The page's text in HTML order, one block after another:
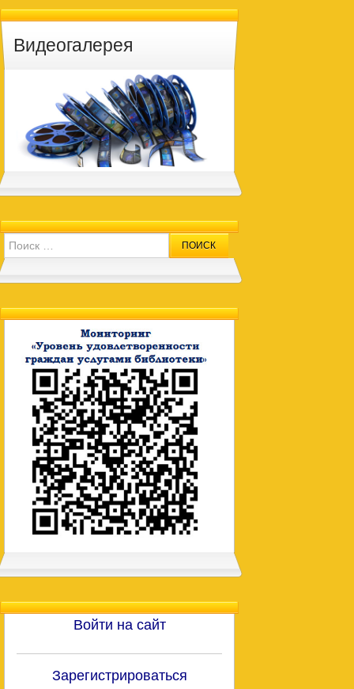
Видеогалерея
Search for:
Войти на сайт
Зарегистрироваться